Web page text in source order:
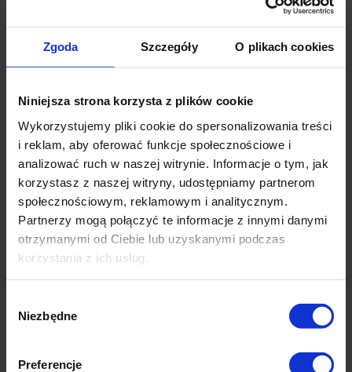
Zgoda Szczegóły O plikach cookies
Niniejsza strona korzysta z plików cookie
Wykorzystujemy pliki cookie do spersonalizowania treści
i reklam, aby oferować funkcje społecznościowe i
analizować ruch w naszej witrynie. Informacje o tym, jak
korzystasz z naszej witryny, udostępniamy partnerom
społecznościowym, reklamowym i analitycznym.
Partnerzy mogą połączyć te informacje z innymi danymi
otrzymanymi od Ciebie lub uzyskanymi podczas
korzystania z ich usług.
zgody
Niezbędne
Preferencje
Zestawy tych samych lampek można bez
problemu łączyć z sobą, wydłużając tym samym
Długość łańcucha świetlnego: 10 m
Ilość LED: 100
Uwaga: zestaw bez zasilacza (dostępny tutaj -
kliknij)
Możliwość przedłużenia kabla zasilającego za
pomocą przedłużacza
pomocą rozdzielacza